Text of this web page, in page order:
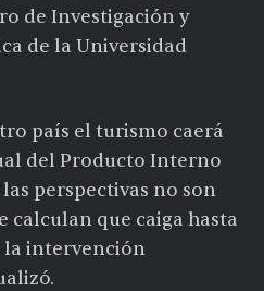
de Investigación y
de la Universidad
país el turismo caerá
del Producto Interno
perspectivas no son
calculan que caiga hasta
la intervención